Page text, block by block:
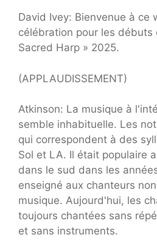
David Ivey: Bienvenue à ce
célébration pour les débuts
Sacred Harp » 2025.
(APPLAUDISSEMENT)
Atkinson: La musique à
semble inhabituelle. Les
qui correspondent à des
Sol et LA. Il était populaire
dans le sud dans les
enseigné aux chanteurs
musique. Aujourd'hui, les
toujours chantées sans
et sans instruments.